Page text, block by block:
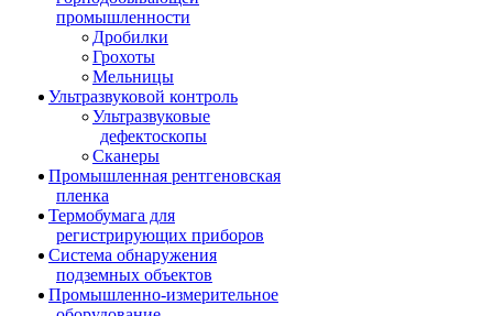
промышленности
Дробилки
Грохоты
Мельницы
Ультразвуковой контроль
Ультразвуковые
дефектоскопы
Сканеры
Промышленная рентгеновская
пленка
Термобумага для
регистрирующих приборов
Система обнаружения
подземных объектов
Промышленно-измерительное